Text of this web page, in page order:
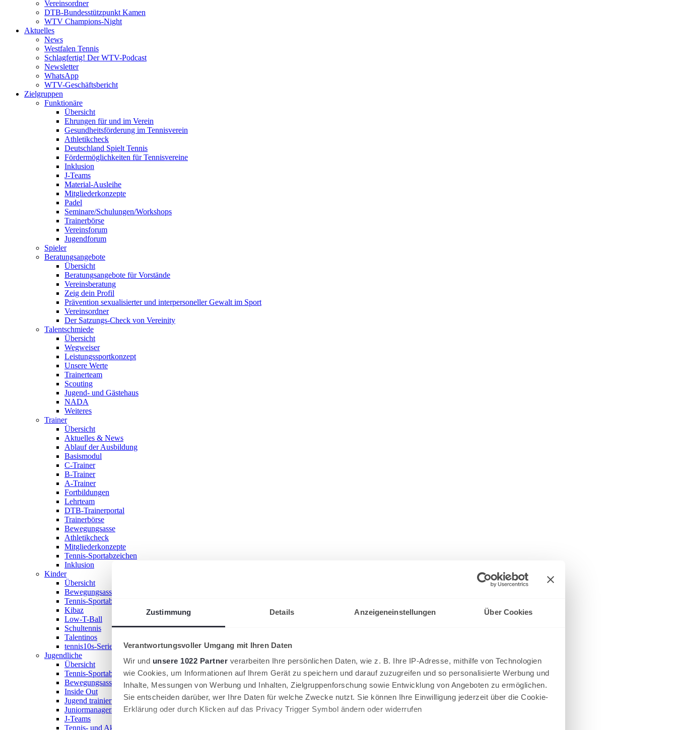
Zustimmung Details Anzeigeneinstellungen Über Cookies
Verantwortungsvoller Umgang mit Ihren Daten
Wir und unsere 1022 Partner verarbeiten Ihre persönlichen Daten, wie z. B. Ihre IP-Adresse, mithilfe von Technologien
wie Cookies, um Informationen auf Ihrem Gerät zu speichern und darauf zuzugreifen und so personalisierte Werbung und
Inhalte, Messungen von Werbung und Inhalten, Zielgruppenforschung sowie Entwicklung von Angeboten zu ermöglichen.
Sie entscheiden darüber, wer Ihre Daten für welche Zwecke nutzt. Sie können Ihre Einwilligung jederzeit über die Cookie-
Erklärung oder durch Klicken auf das Privacy Trigger Symbol ändern oder widerrufen
Vereinsordner
DTB-Bundesstützpunkt Kamen
WTV Champions-Night
Aktuelles
News
Westfalen Tennis
Schlagfertig! Der WTV-Podcast
Newsletter
WhatsApp
WTV-Geschäftsbericht
Zielgruppen
Funktionäre
Übersicht
Ehrungen für und im Verein
Gesundheitsförderung im Tennisverein
Athletikcheck
Deutschland Spielt Tennis
Fördermöglichkeiten für Tennisvereine
Inklusion
J-Teams
Material-Ausleihe
Mitgliederkonzepte
Padel
Seminare/Schulungen/Workshops
Trainerbörse
Vereinsforum
Jugendforum
Spieler
Beratungsangebote
Übersicht
Beratungsangebote für Vorstände
Vereinsberatung
Zeig dein Profil
Prävention sexualisierter und interpersoneller Gewalt im Sport
Vereinsordner
Der Satzungs-Check von Vereinity
Talentschmiede
Übersicht
Wegweiser
Leistungssportkonzept
Unsere Werte
Trainerteam
Scouting
Jugend- und Gästehaus
NADA
Weiteres
Trainer
Übersicht
Aktuelles & News
Ablauf der Ausbildung
Basismodul
C-Trainer
B-Trainer
A-Trainer
Fortbildungen
Lehrteam
DTB-Trainerportal
Trainerbörse
Bewegungsasse
Athletikcheck
Mitgliederkonzepte
Tennis-Sportabzeichen
Inklusion
Kinder
Übersicht
Bewegungsasse
Tennis-Sportabzeichen
Kibaz
Low-T-Ball
Schultennis
Talentinos
tennis10s-Serie
Jugendliche
Übersicht
Tennis-Sportabzeichen
Bewegungsasse
Inside Out
Jugend trainiert für Olympia
Juniormanagerausbildung
J-Teams
Tennis- und Aktivwoche